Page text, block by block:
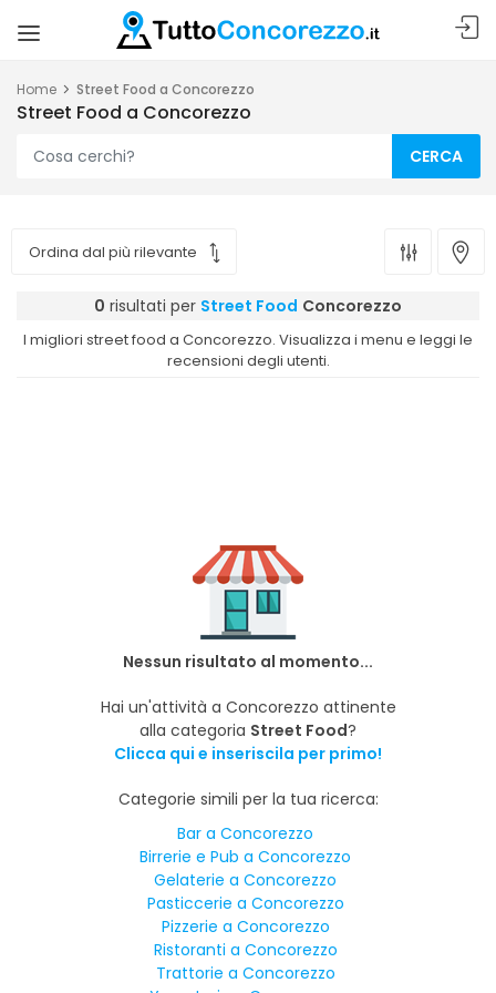
Home Street Food a Concorezzo
Street Food a Concorezzo
CERCA
0 risultati per Street Food Concorezzo
I migliori street food a Concorezzo. Visualizza i menu e leggi le
recensioni degli utenti.
Nessun risultato al momento...
Hai un'attività a Concorezzo attinente
alla categoria Street Food?
Clicca qui e inseriscila per primo!
Categorie simili per la tua ricerca:
Bar a Concorezzo
Birrerie e Pub a Concorezzo
Gelaterie a Concorezzo
Pasticcerie a Concorezzo
Pizzerie a Concorezzo
Ristoranti a Concorezzo
Trattorie a Concorezzo